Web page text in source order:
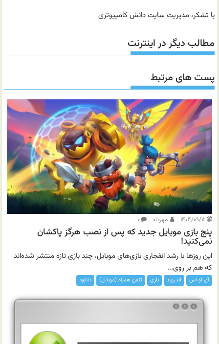
با تشکر، مدیریت سایت دانش کامپیوتری
مطالب دیگر در اینترنت
پست های مرتبط
۱۴۰۴/۰۹/۱۱ مهرداد ۰
پنج بازی موبایل جدید که پس از نصب هرگز پاکشان
نمی‌کنید!
این روزها با رشد انفجاری بازی‌های موبایل، چند بازی تازه منتشر شده‌اند
که هم بر روی...
آی او اس اندروید بازی تلفن همراه (موبایل) دانلود